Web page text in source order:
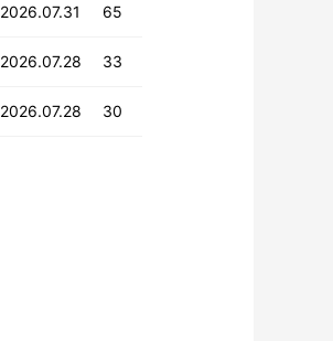
2026.07.31 65
2026.07.28 33
2026.07.28 30